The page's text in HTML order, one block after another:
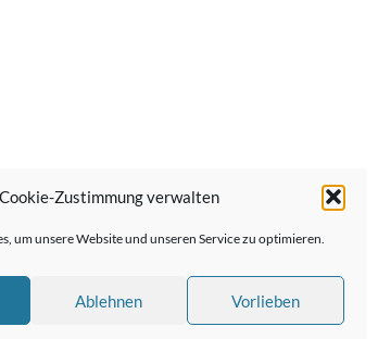
Cookie-Zustimmung verwalten
um unsere Website und unseren Service zu optimieren.
Ablehnen Vorlieben